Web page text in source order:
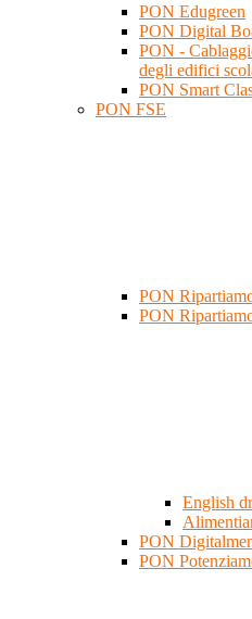
PON Edugreen
PON Digital
PON -
degli edifici
PON Smart
PON FSE
PON
PON
English
PON
PON